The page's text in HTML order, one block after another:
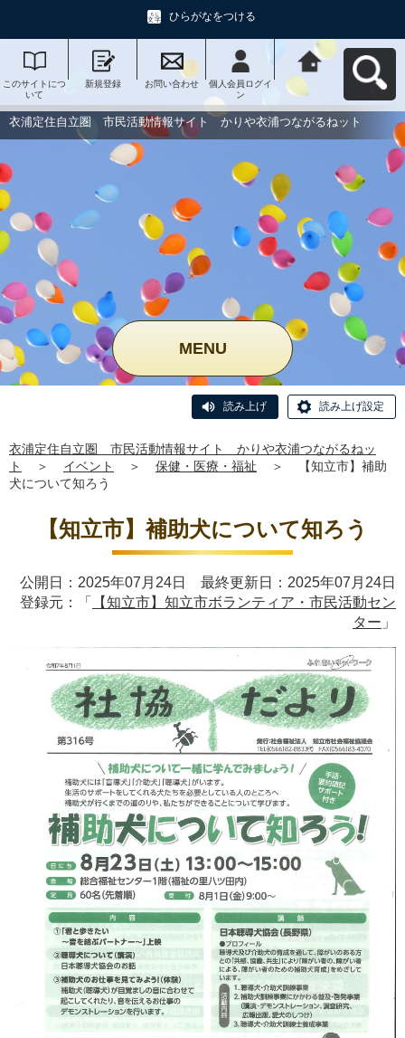
ひらがなをつける
このサイトにつ
いて
新規登録 お問い合わせ
個人会員ログイ
ン
衣浦定住自立
圏 市民活動情
報サイト かり
や衣浦つながる
ねットへ戻る
衣浦定住自立圏 市民活動情報サイト かりや衣浦つながるねット
MENU
読み上げ 読み上げ設定
衣浦定住自立圏 市民活動情報サイト かりや衣浦つながるねッ
ト
＞ イベント ＞ 保健・医療・福祉 ＞
【知立市】補助
犬について知ろう
【知立市】補助犬について知ろう
公開日：2025年07月24日 最終更新日：2025年07月24日
登録元：「
【知立市】知立市ボランティア・市民活動セン
ター 」